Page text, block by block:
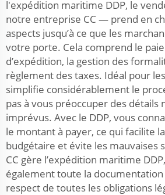
l'expédition maritime DDP, le
notre entreprise CC — prend en
aspects jusqu’à ce que les
votre porte. Cela comprend le
d’expédition, la gestion des
règlement des taxes. Idéal pour
simplifie considérablement le
pas à vous préoccuper des détails
imprévus. Avec le DDP, vous
le montant à payer, ce qui facilite
budgétaire et évite les mauvaises
CC gère l’expédition maritime
également toute la
respect de toutes les obligations